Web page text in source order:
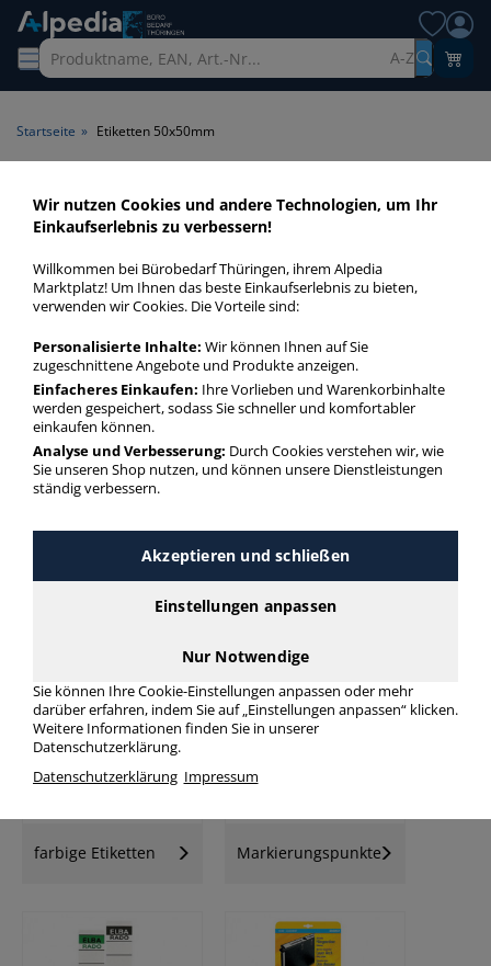
A-Z
Startseite » Etiketten 50x50mm
Etiketten 50x50mm > Maße
50x50mm
Etiketten 50x50mm in bester Qualität zum günstigen Preis.
Finden Sie schnell Etiketten 50x50mm mit unserer Filter-
Etiketten 50x50mm
mehr Infos zur Kategorie
Folienetiketten
farbige Etiketten Markierungspunkte
Wir nutzen Cookies und andere Technologien, um Ihr
Einkaufserlebnis zu verbessern!
Willkommen bei Bürobedarf Thüringen, ihrem Alpedia
Marktplatz! Um Ihnen das beste Einkaufserlebnis zu bieten,
verwenden wir Cookies. Die Vorteile sind:
Personalisierte Inhalte: Wir können Ihnen auf Sie
zugeschnittene Angebote und Produkte anzeigen.
Einfacheres Einkaufen: Ihre Vorlieben und Warenkorbinhalte
werden gespeichert, sodass Sie schneller und komfortabler
einkaufen können.
Analyse und Verbesserung: Durch Cookies verstehen wir, wie
Sie unseren Shop nutzen, und können unsere Dienstleistungen
ständig verbessern.
Akzeptieren und schließen
Einstellungen anpassen
Nur Notwendige
Sie können Ihre Cookie-Einstellungen anpassen oder mehr
darüber erfahren, indem Sie auf „Einstellungen anpassen“ klicken.
Weitere Informationen finden Sie in unserer
Datenschutzerklärung.
Datenschutzerklärung Impressum